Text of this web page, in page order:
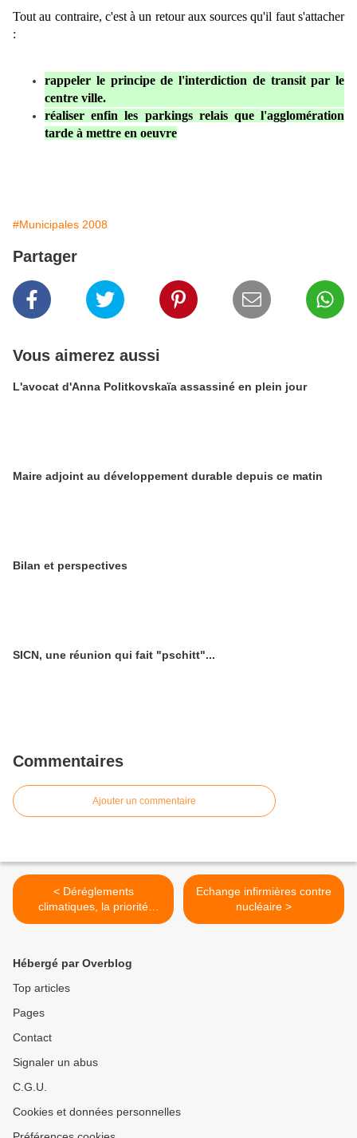
Tout au contraire, c'est à un retour aux sources qu'il faut s'attacher
:
rappeler le principe de l'interdiction de transit par le
centre ville.
réaliser enfin les parkings relais que l'agglomération
tarde à mettre en oeuvre
#Municipales 2008
Partager
Vous aimerez aussi
L'avocat d'Anna Politkovskaïa assassiné en plein jour
Maire adjoint au développement durable depuis ce matin
Bilan et perspectives
SICN, une réunion qui fait "pschitt"...
Commentaires
Ajouter un commentaire
< Déréglements
climatiques, la priorité
absolue
Echange infirmières contre
nucléaire >
Hébergé par Overblog
Top articles
Pages
Contact
Signaler un abus
C.G.U.
Cookies et données personnelles